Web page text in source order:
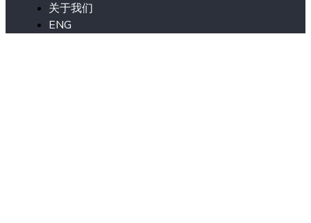
关于我们
ENG